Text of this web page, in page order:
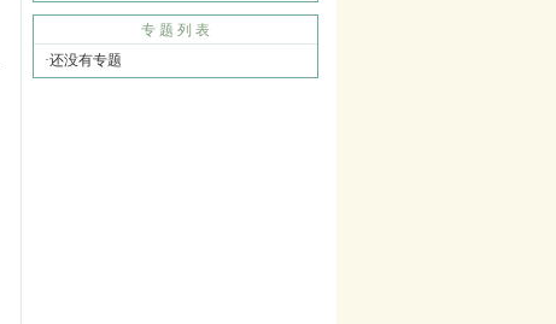
专 题 列 表
·还没有专题